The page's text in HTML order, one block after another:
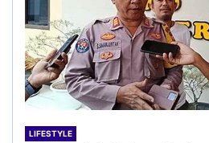
LIFESTYLE